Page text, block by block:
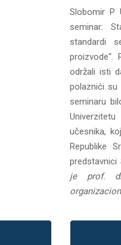
Slobomir P
seminar:
standardi
održali isti
polaznići su
seminaru
učesnika,
Republike
predstavnici
je prof.